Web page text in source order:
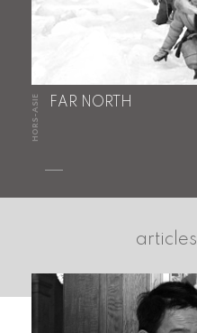
HORS-ASIE FAR NORTH
articles